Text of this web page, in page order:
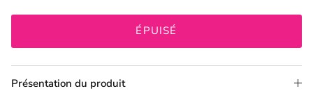
ÉPUISÉ
Présentation du produit